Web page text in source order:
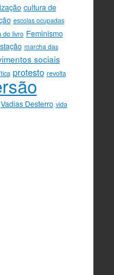
cultura de
escolas ocupadas
do livro Feminismo
marcha das
sociais
protesto revolta
Vadias Desterro vida